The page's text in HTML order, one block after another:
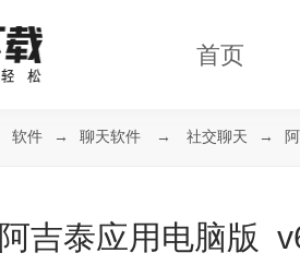
首页
软件 → 聊天软件 → 社交聊天 →
阿吉泰应用电脑版